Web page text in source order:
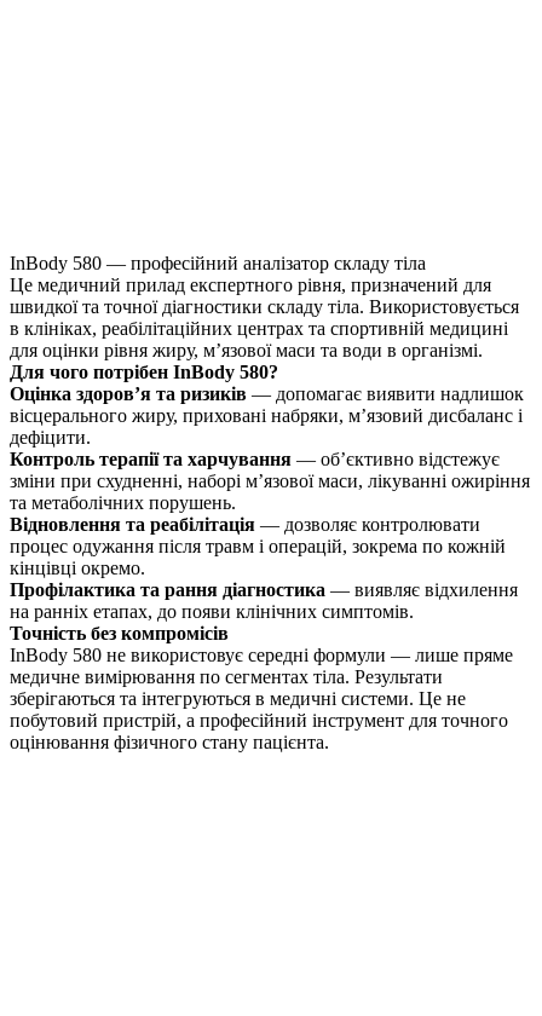
InBody 580 — професійний аналізатор складу тіла
Це медичний прилад експертного рівня, призначений для
швидкої та точної діагностики складу тіла. Використовується
в клініках, реабілітаційних центрах та спортивній медицині
для оцінки рівня жиру, м’язової маси та води в організмі.
Для чого потрібен InBody 580?
Оцінка здоров’я та ризиків — допомагає виявити надлишок
вісцерального жиру, приховані набряки, м’язовий дисбаланс і
дефіцити.
Контроль терапії та харчування — об’єктивно відстежує
зміни при схудненні, наборі м’язової маси, лікуванні ожиріння
та метаболічних порушень.
Відновлення та реабілітація — дозволяє контролювати
процес одужання після травм і операцій, зокрема по кожній
кінцівці окремо.
Профілактика та рання діагностика — виявляє відхилення
на ранніх етапах, до появи клінічних симптомів.
Точність без компромісів
InBody 580 не використовує середні формули — лише пряме
медичне вимірювання по сегментах тіла. Результати
зберігаються та інтегруються в медичні системи. Це не
побутовий пристрій, а професійний інструмент для точного
оцінювання фізичного стану пацієнта.